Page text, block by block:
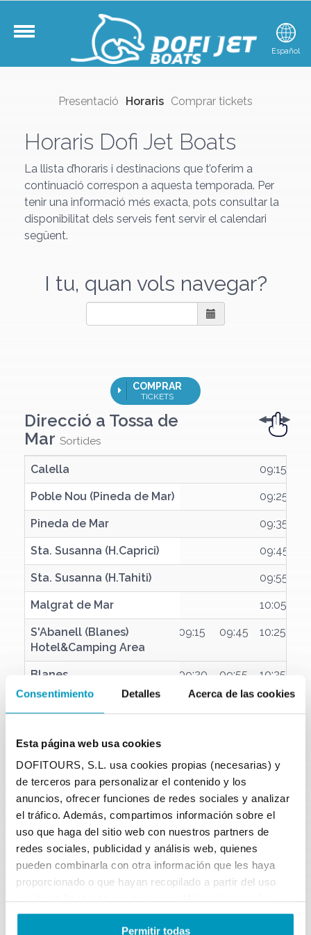
Consentimiento Detalles Acerca de las cookies
Esta página web usa cookies
DOFITOURS, S.L. usa cookies propias (necesarias) y
de terceros para personalizar el contenido y los
anuncios, ofrecer funciones de redes sociales y analizar
el tráfico. Además, compartimos información sobre el
uso que haga del sitio web con nuestros partners de
redes sociales, publicidad y análisis web, quienes
pueden combinarla con otra información que les haya
proporcionado o que hayan recopilado a partir del uso
Permitir todas
Català Español
Presentació Horaris Comprar tickets
Horaris Dofi Jet Boats
La llista d’horaris i destinacions que t’oferim a
continuació correspon a aquesta temporada. Per
tenir una informació més exacta, pots consultar la
disponibilitat dels serveis fent servir el calendari
següent.
I tu, quan vols navegar?
COMPRAR
TICKETS
Direcció a Tossa de
Mar Sortides
Calella
Poble Nou (Pineda de Mar)
Pineda de Mar
Sta. Susanna (H.Caprici)
Sta. Susanna (H.Tahiti)
Malgrat de Mar
S'Abanell (Blanes)
Hotel&Camping Area
Blanes
Sta. Cristina
Cala Canyelles
Tossa de Mar
Calella 09:15
Poble Nou (Pineda de Mar) 09:25
Pineda de Mar 09:35
Sta. Susanna (H.Caprici) 09:45
Sta. Susanna (H.Tahiti) 09:55
Malgrat de Mar 10:05
S'Abanell (Blanes)
Hotel&Camping Area
09:15 09:45 10:25
Blanes 09:20 09:55 10:35
Sta. Cristina 09:30 10:10 10:45
Cala Canyelles 10:40
Tossa de Mar 10:35 11:25 11:50
Direcció aCalellaSortides
Tossa de Mar
Tossa de Mar 10:45 11:40 12:05
11:25